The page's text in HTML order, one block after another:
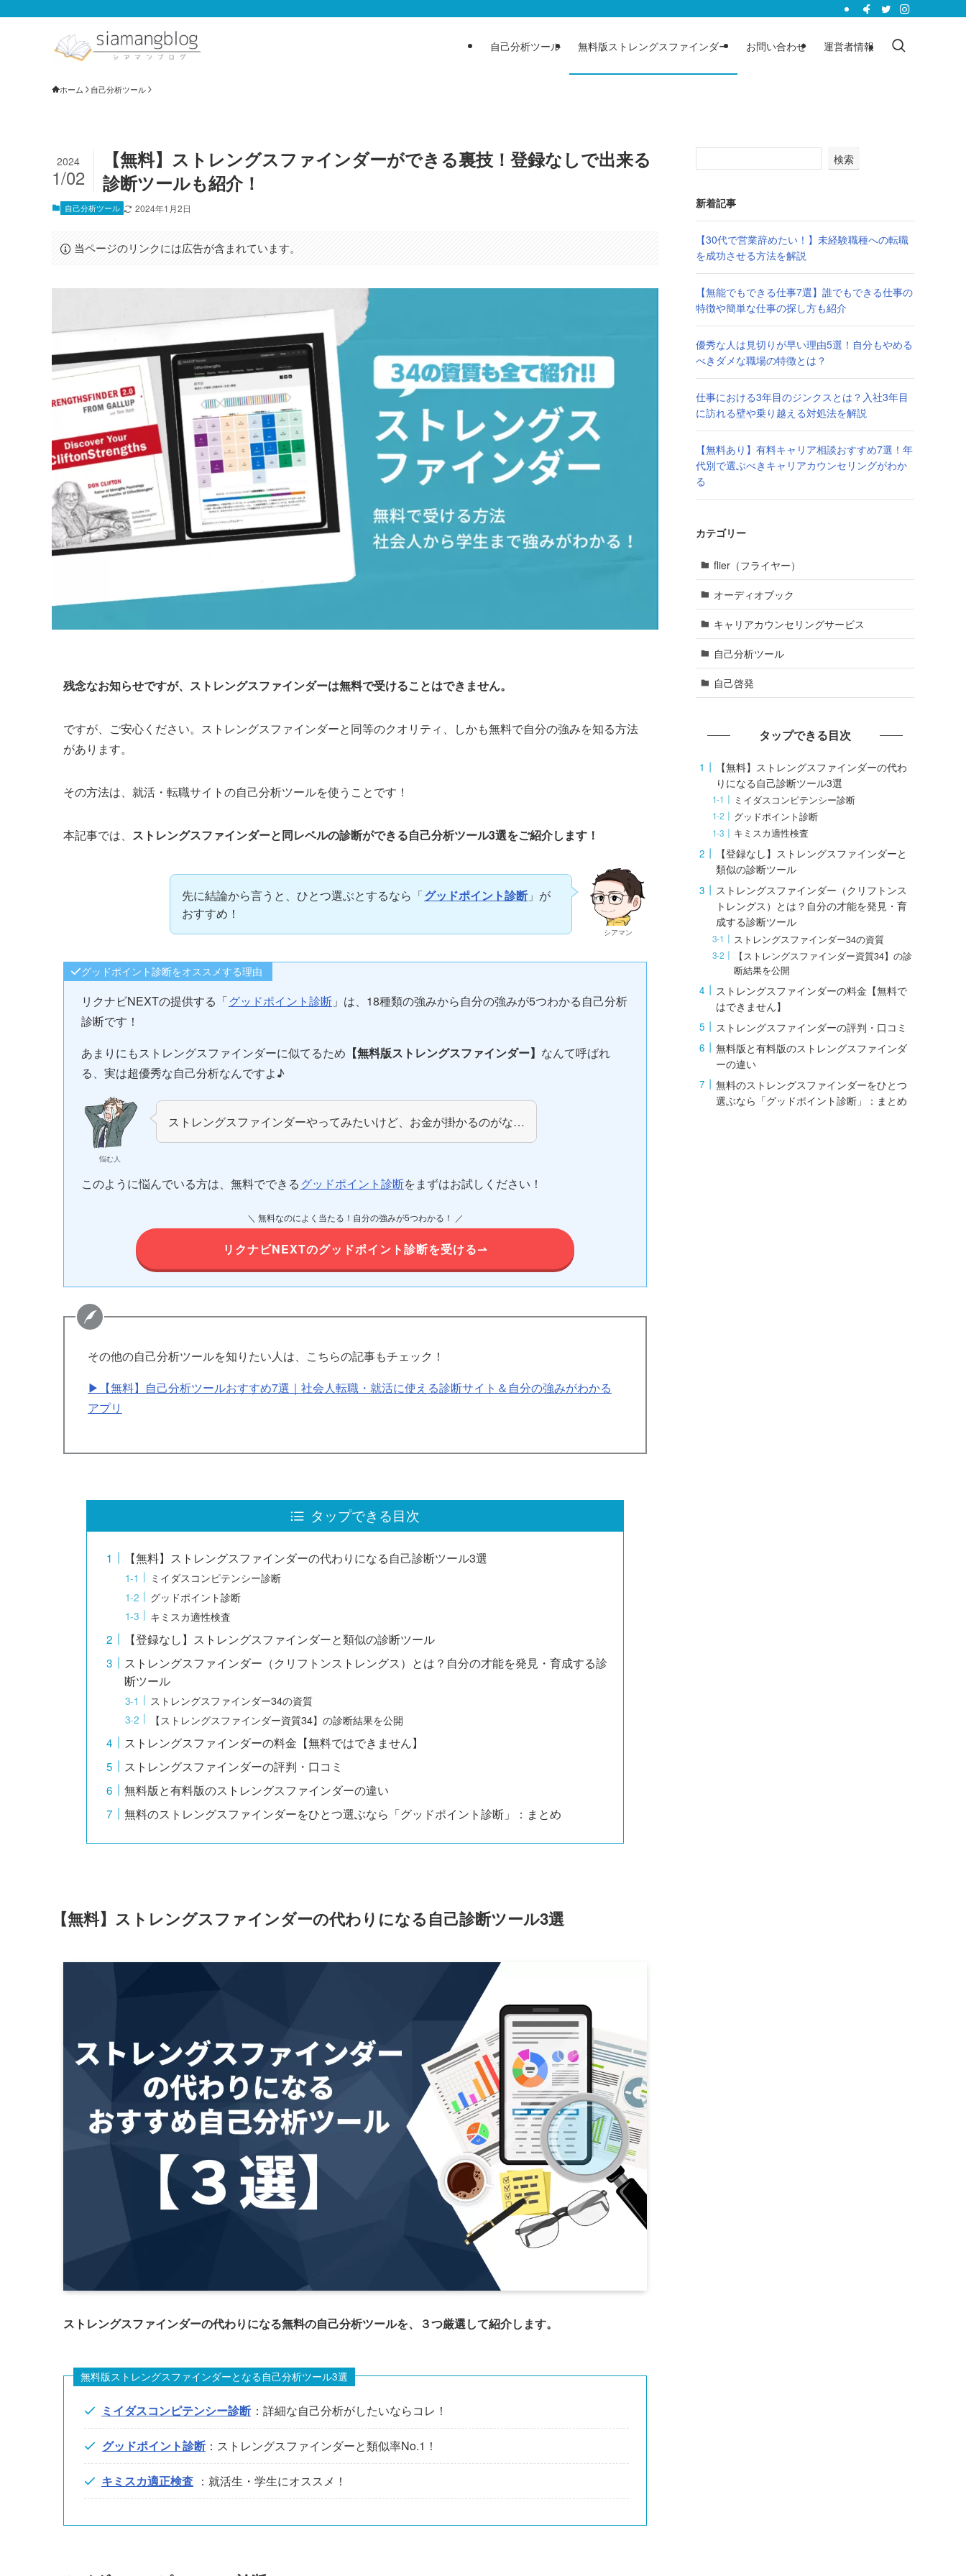
自己分析ツール 無料版ストレングスファインダー お問い合わせ 運営者情報
ホーム 自己分析ツール
【無料】ストレングスファインダーができる裏技！登録なしで出来る
診断ツールも紹介！
2024
1/02
自己分析ツール 2024年1月2日
当ページのリンクには広告が含まれています。
残念なお知らせですが、ストレングスファインダーは無料で受けることはできません。
ですが、ご安心ください。ストレングスファインダーと同等のクオリティ、しかも無料で自分の強みを知る方法
があります。
その方法は、就活・転職サイトの自己分析ツールを使うことです！
本記事では、 ストレングスファインダーと同レベルの診断ができる自己分析ツール3選をご紹介します！
シアマン
先に結論から言うと、ひとつ選ぶとするなら「グッドポイント診断 」が
おすすめ！
グッドポイント診断をオススメする理由
リクナビNEXTの提供する「グッドポイント診断 」は、18種類の強みから自分の強みが5つわかる自己分析
診断です！
あまりにもストレングスファインダーに似てるため 【無料版ストレングスファインダー】 なんて呼ばれ
る、実は超優秀な自己分析なんですよ♪
悩む人
ストレングスファインダーやってみたいけど、お金が掛かるのがな…
このように悩んでいる方は、無料でできるグッドポイント診断をまずはお試しください！
＼ 無料なのによく当たる！自分の強みが5つわかる！ ／
リクナビNEXTのグッドポイント診断を受ける⇀
その他の自己分析ツールを知りたい人は、こちらの記事もチェック！
▶【無料】自己分析ツールおすすめ7選｜社会人転職・就活に使える診断サイト＆自分の強みがわかる
アプリ
タップできる目次
【無料】ストレングスファインダーの代わりになる自己診断ツール3選
ミイダスコンピテンシー診断
グッドポイント診断
キミスカ適性検査
【登録なし】ストレングスファインダーと類似の診断ツール
ストレングスファインダー（クリフトンストレングス）とは？自分の才能を発見・育成する診
断ツール
ストレングスファインダー34の資質
【ストレングスファインダー資質34】の診断結果を公開
ストレングスファインダーの料金【無料ではできません】
ストレングスファインダーの評判・口コミ
無料版と有料版のストレングスファインダーの違い
無料のストレングスファインダーをひとつ選ぶなら「グッドポイント診断」：まとめ
【無料】ストレングスファインダーの代わりになる自己診断ツール3選
ストレングスファインダーの代わりになる無料の自己分析ツールを、３つ厳選して紹介します。
無料版ストレングスファインダーとなる自己分析ツール3選
ミイダスコンピテンシー診断 ：詳細な自己分析がしたいならコレ！
グッドポイント診断 ：ストレングスファインダーと類似率No.1！
キミスカ適正検査 ：就活生・学生にオススメ！
検索
新着記事
【30代で営業辞めたい！】未経験職種への転職
を成功させる方法を解説
【無能でもできる仕事7選】誰でもできる仕事の
特徴や簡単な仕事の探し方も紹介
優秀な人は見切りが早い理由5選！自分もやめる
べきダメな職場の特徴とは？
仕事における3年目のジンクスとは？入社3年目
に訪れる壁や乗り越える対処法を解説
【無料あり】有料キャリア相談おすすめ7選！年
代別で選ぶべきキャリアカウンセリングがわか
る
カテゴリー
flier（フライヤー）
オーディオブック
キャリアカウンセリングサービス
自己分析ツール
自己啓発
タップできる目次
【無料】ストレングスファインダーの代わ
りになる自己診断ツール3選
ミイダスコンピテンシー診断
グッドポイント診断
キミスカ適性検査
【登録なし】ストレングスファインダーと
類似の診断ツール
ストレングスファインダー（クリフトンス
トレングス）とは？自分の才能を発見・育
成する診断ツール
ストレングスファインダー34の資質
【ストレングスファインダー資質34】の診
断結果を公開
ストレングスファインダーの料金【無料で
はできません】
ストレングスファインダーの評判・口コミ
無料版と有料版のストレングスファインダ
ーの違い
無料のストレングスファインダーをひとつ
選ぶなら「グッドポイント診断」：まとめ